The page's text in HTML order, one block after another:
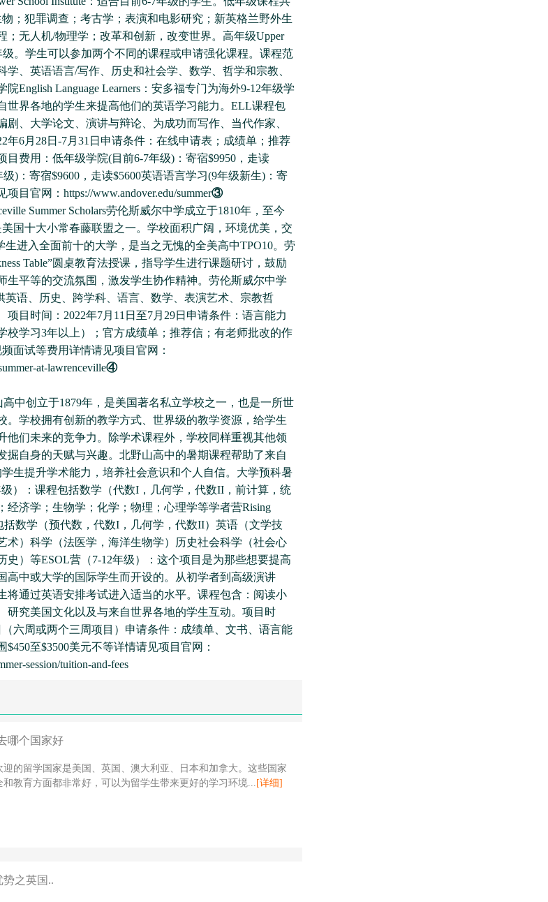
；犯罪调查；考古学；表演和电影研究；新英格兰野外生
；无人机/物理学；改革和创新，改变世界。高年级Upper
级。学生可以参加两个不同的课程或申请强化课程。课程范
学、英语语言/写作、历史和社会学、数学、哲学和宗教、
English Language Learners：安多福专门为海外9-12年级学
世界各地的学生来提高他们的英语学习能力。ELL课程包
剧、大学论文、演讲与辩论、为成功而写作、当代作家、
年6月28日-7月31日申请条件：在线申请表；成绩单；推荐
目费用：低年级学院(目前6-7年级)：寄宿$9950，走读
)：寄宿$9600，走读$5600英语语言学习(9年级新生)：寄
目官网：https://www.andover.edu/summer③
Summer Scholars劳伦斯威尔中学成立于1810年，至今
国十大小常春藤联盟之一。学校面积广阔，环境优美，交
生进入全面前十的大学，是当之无愧的全美高中TPO10。劳
Table”圆桌教育法授课，指导学生进行课题研讨，鼓励
生平等的交流氛围，激发学生协作精神。劳伦斯威尔中学
英语、历史、跨学科、语言、数学、表演艺术、宗教哲
目时间：2022年7月11日至7月29日申请条件：语言能力
校学习3年以上）；官方成绩单；推荐信；有老师批改的作
面试等费用详情请见项目官网：
at-lawrenceville④
高中创立于1879年，是美国著名私立学校之一，也是一所世
。学校拥有创新的教学方式、世界级的教学资源，给学生
他们未来的竞争力。除学术课程外，学校同样重视其他领
掘自身的天赋与兴趣。北野山高中的暑期课程帮助了来自
学生提升学术能力，培养社会意识和个人自信。大学预科暑
级）：课程包括数学（代数I，几何学，代数II，前计算，统
经济学；生物学；化学；物理；心理学等学者营Rising
括数学（预代数，代数I，几何学，代数II）英语（文学技
术）科学（法医学，海洋生物学）历史社会科学（社会心
史）等ESOL营（7-12年级）：这个项目是为那些想要提高
高中或大学的国际学生而开设的。从初学者到高级演讲
将通过英语安排考试进入适当的水平。课程包含：阅读小
研究美国文化以及与来自世界各地的学生互动。项目时
（六周或两个三周项目）申请条件：成绩单、文书、语言能
至$3500美元不等详情请见项目官网：
session/tuition-and-fees
哪个国家好
迎的留学国家是美国、英国、澳大利亚、日本和加拿大。这些国家
和教育方面都非常好，可以为留学生带来更好的学习环境... [详细]
势之英国..